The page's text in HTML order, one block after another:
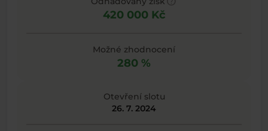
420 000 Kč
Možné zhodnocení
280 %
Otevření slotu
26. 7. 2024